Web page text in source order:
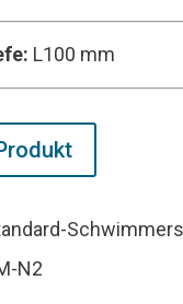
L100 mm